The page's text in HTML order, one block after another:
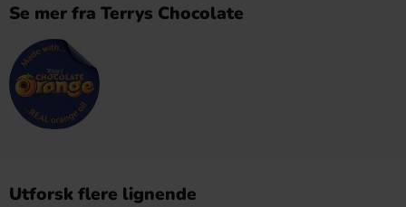
Se mer fra Terrys Chocolate
Utforsk flere lignende